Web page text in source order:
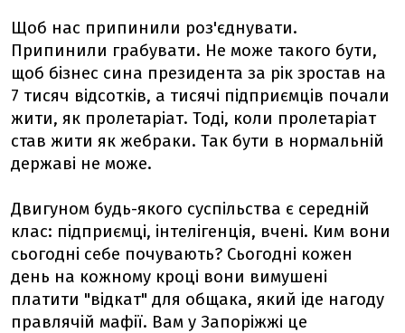
Щоб нас припинили роз'єднувати.
Припинили грабувати. Не може такого бути,
щоб бізнес сина президента за рік зростав на
7 тисяч відсотків, а тисячі підприємців почали
жити, як пролетаріат. Тоді, коли пролетаріат
став жити як жебраки. Так бути в нормальній
державі не може.
Двигуном будь-якого суспільства є середній
клас: підприємці, інтелігенція, вчені. Ким вони
сьогодні себе почувають? Сьогодні кожен
день на кожному кроці вони вимушені
платити "відкат" для общака, який іде нагоду
правлячій мафії. Вам у Запоріжжі це